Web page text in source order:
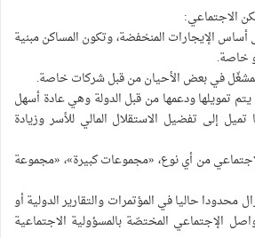
الاجتماعي:
الإيجارات المنخفضة، وتكون المساكن مبنية
خاصة.
المشغّل في بعض الأحيان من قبل شركات خاصة.
يتم تمويلها ودعمها من قبل الدولة وهي عادة أسهل
تميل إلى تفضيل الاستقلال المالي للأسر وزيادة
من أي نوع، «مجموعات كبيرة»، «مجموعة
محدودا حاليا في المؤتمرات والتقارير الدولية أو
الإجتماعي المختصّة بالمسؤولية الاجتماعية